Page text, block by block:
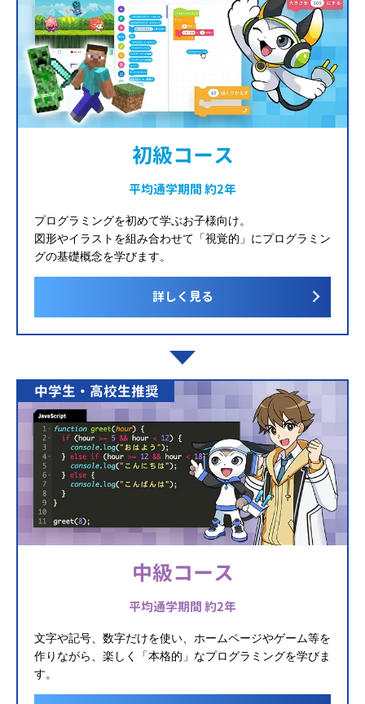
初級コース
平均通学期間 約2年
プログラミングを初めて学ぶお子様向け。
図形やイラストを組み合わせて「視覚的」にプログラミン
グの基礎概念を学びます。
詳しく見る
中学生・高校生推奨
中級コース
平均通学期間 約2年
文字や記号、数字だけを使い、ホームページやゲーム等を
作りながら、楽しく「本格的」なプログラミングを学びま
す。